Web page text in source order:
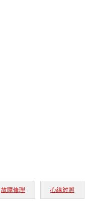
故障修理 心線対照